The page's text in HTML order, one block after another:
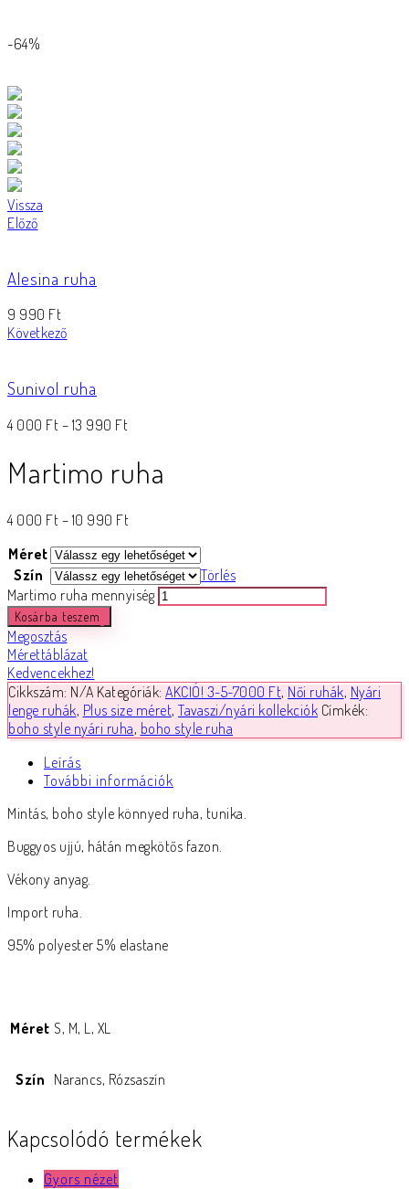
-64%
Vissza
Előző
Alesina ruha
9 990 Ft
Következő
Sunivol ruha
4 000 Ft – 13 990 Ft
Martimo ruha
4 000 Ft – 10 990 Ft
Méret
Szín
Törlés
Martimo ruha mennyiség
Kosárba teszem
Megosztás
Mérettáblázat
Kedvencekhez!
Cikkszám: N/A Kategóriák: AKCIÓ! 3-5-7000 Ft, Női ruhák, Nyári
lenge ruhák, Plus size méret, Tavaszi/nyári kollekciók Címkék:
boho style nyári ruha, boho style ruha
Leírás
További információk
Mintás, boho style könnyed ruha, tunika.
Buggyos ujjú, hátán megkötős fazon.
Vékony anyag.
Import ruha.
95% polyester 5% elastane
Méret S, M, L, XL
Szín Narancs, Rózsaszín
Kapcsolódó termékek
Gyors nézet